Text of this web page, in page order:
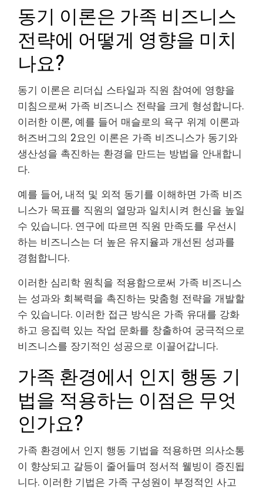
동기 이론은 가족 비즈니스
전략에 어떻게 영향을 미치
나요?
동기 이론은 리더십 스타일과 직원 참여에 영향을
미침으로써 가족 비즈니스 전략을 크게 형성합니다.
이러한 이론, 예를 들어 매슬로의 욕구 위계 이론과
허즈버그의 2요인 이론은 가족 비즈니스가 동기와
생산성을 촉진하는 환경을 만드는 방법을 안내합니
다.
예를 들어, 내적 및 외적 동기를 이해하면 가족 비즈
니스가 목표를 직원의 열망과 일치시켜 헌신을 높일
수 있습니다. 연구에 따르면 직원 만족도를 우선시
하는 비즈니스는 더 높은 유지율과 개선된 성과를
경험합니다.
이러한 심리학 원칙을 적용함으로써 가족 비즈니스
는 성과와 회복력을 촉진하는 맞춤형 전략을 개발할
수 있습니다. 이러한 접근 방식은 가족 유대를 강화
하고 응집력 있는 작업 문화를 창출하여 궁극적으로
비즈니스를 장기적인 성공으로 이끌어갑니다.
가족 환경에서 인지 행동 기
법을 적용하는 이점은 무엇
인가요?
가족 환경에서 인지 행동 기법을 적용하면 의사소통
이 향상되고 갈등이 줄어들며 정서적 웰빙이 증진됩
니다. 이러한 기법은 가족 구성원이 부정적인 사고